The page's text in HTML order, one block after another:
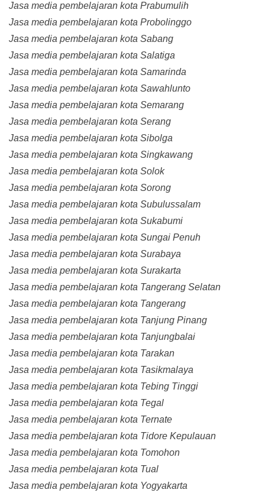
Jasa media pembelajaran kota Prabumulih
Jasa media pembelajaran kota Probolinggo
Jasa media pembelajaran kota Sabang
Jasa media pembelajaran kota Salatiga
Jasa media pembelajaran kota Samarinda
Jasa media pembelajaran kota Sawahlunto
Jasa media pembelajaran kota Semarang
Jasa media pembelajaran kota Serang
Jasa media pembelajaran kota Sibolga
Jasa media pembelajaran kota Singkawang
Jasa media pembelajaran kota Solok
Jasa media pembelajaran kota Sorong
Jasa media pembelajaran kota Subulussalam
Jasa media pembelajaran kota Sukabumi
Jasa media pembelajaran kota Sungai Penuh
Jasa media pembelajaran kota Surabaya
Jasa media pembelajaran kota Surakarta
Jasa media pembelajaran kota Tangerang Selatan
Jasa media pembelajaran kota Tangerang
Jasa media pembelajaran kota Tanjung Pinang
Jasa media pembelajaran kota Tanjungbalai
Jasa media pembelajaran kota Tarakan
Jasa media pembelajaran kota Tasikmalaya
Jasa media pembelajaran kota Tebing Tinggi
Jasa media pembelajaran kota Tegal
Jasa media pembelajaran kota Ternate
Jasa media pembelajaran kota Tidore Kepulauan
Jasa media pembelajaran kota Tomohon
Jasa media pembelajaran kota Tual
Jasa media pembelajaran kota Yogyakarta